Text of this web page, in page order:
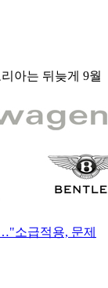
아는 뒤늦게 9월
소급적용, 문제